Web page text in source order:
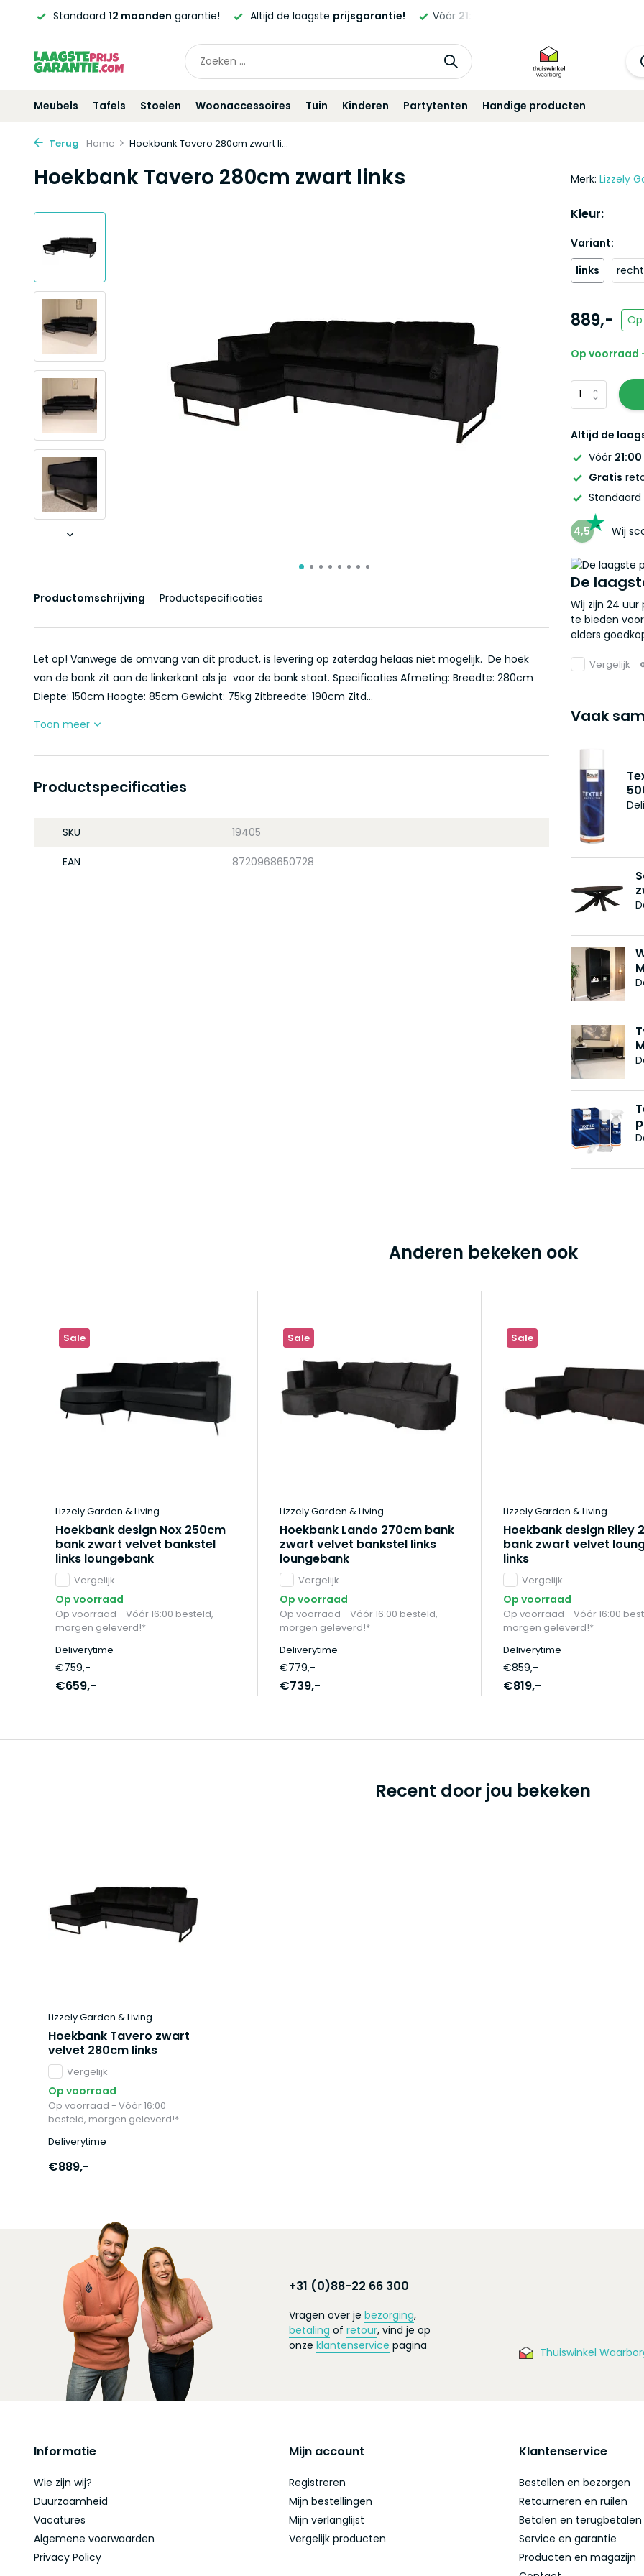
12 maandengarantie! Altijd de laagste prijsgarantie! Vóór21:00besteld,
Meubels Tafels Stoelen Woonaccessoires Tuin Kinderen Partytenten Handige producten
Terug Home Hoekbank Tavero 280cm zwart li...
Hoekbank Tavero 280cm zwart links
Productomschrijving Productspecificaties
Let op! Vanwege de omvang van dit product, is levering op zaterdag helaas niet mogelijk. De hoek
van de bank zit aan de linkerkant als je voor de bank staat. Specificaties Afmeting: Breedte: 280cm
Diepte: 150cm Hoogte: 85cm Gewicht: 75kg Zitbreedte: 190cm Zitd...
Toon meer
Productspecificaties
SKU 19405
EAN 8720968650728
Merk: Lizzely
Kleur:
Variant:
links
889,-
Op voorraad
Altijd de
Vóór 21:00
Gratis
Standaard
4,5 Wij
De
Wij zijn 24
te bieden
elders
Vergelijk
Vaak
Anderen bekeken ook
Sale
Lizzely Garden & Living
Hoekbank design Nox 250cm
bank zwart velvet bankstel
links loungebank
Vergelijk
Op voorraad
Op voorraad - Vóór 16:00 besteld,
morgen geleverd!*
Deliverytime
€759,-
€659,-
Sale
Lizzely Garden & Living
Hoekbank Lando 270cm bank
zwart velvet bankstel links
loungebank
Vergelijk
Op voorraad
Op voorraad - Vóór 16:00 besteld,
morgen geleverd!*
Deliverytime
€779,-
€739,-
Sale
Lizzely Garden & Living
Hoekbank design Riley
bank zwart velvet
links
Vergelijk
Op voorraad
Op voorraad - Vóór 16:00
morgen geleverd!*
Deliverytime
€859,-
€819,-
Recent door jou bekeken
Lizzely Garden & Living
Hoekbank Tavero zwart
velvet 280cm links
Vergelijk
Op voorraad
Op voorraad - Vóór 16:00
besteld, morgen geleverd!*
Deliverytime
€889,-
+31 (0)88-22 66 300
Vragen over je bezorging,
betaling of retour, vind je op
onze klantenservice pagina Thuiswinkel
Informatie
Wie zijn wij?
Duurzaamheid
Vacatures
Algemene voorwaarden
Privacy Policy
Mijn account
Registreren
Mijn bestellingen
Mijn verlanglijst
Vergelijk producten
Klantenservice
Bestellen en bezorgen
Retourneren en ruilen
Betalen en terugbetalen
Service en garantie
Producten en magazijn